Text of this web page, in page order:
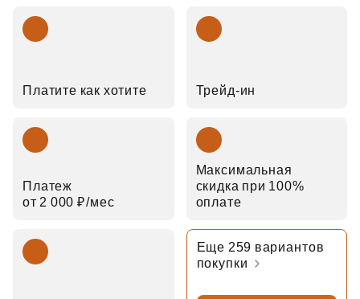
Платите как хотите Трейд‑ин
Платеж
от 2 000 ₽⁠/⁠мес
Максимальная
скидка при 100%
оплате
Еще 259 вариантов
покупки